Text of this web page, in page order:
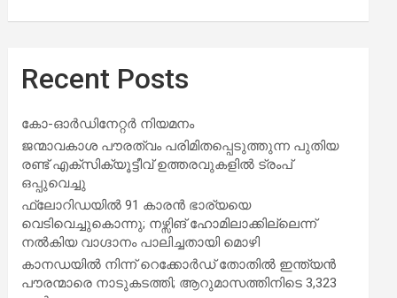
Recent Posts
കോ-ഓർഡിനേറ്റർ നിയമനം
ജന്മാവകാശ പൗരത്വം പരിമിതപ്പെടുത്തുന്ന പുതിയ
രണ്ട് എക്സിക്യൂട്ടീവ് ഉത്തരവുകളിൽ ട്രംപ്
ഒപ്പുവെച്ചു
ഫ്ലോറിഡയിൽ 91 കാരൻ ഭാര്യയെ
വെടിവെച്ചുകൊന്നു; നഴ്സിങ് ഹോമിലാക്കില്ലെന്ന്
നൽകിയ വാഗ്ദാനം പാലിച്ചതായി മൊഴി
കാനഡയിൽ നിന്ന് റെക്കോർഡ് തോതിൽ ഇന്ത്യൻ
പൗരന്മാരെ നാടുകടത്തി; ആറുമാസത്തിനിടെ 3,323